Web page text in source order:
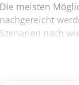
Die meisten
nachgereicht
Szenarien nach